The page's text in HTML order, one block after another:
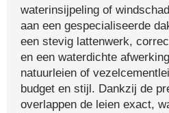
waterinsijpeling of
aan een gespecialiseerde
een stevig lattenwerk,
en een waterdichte
natuurleien of
budget en stijl. Dankzij de
overlappen de leien exact,